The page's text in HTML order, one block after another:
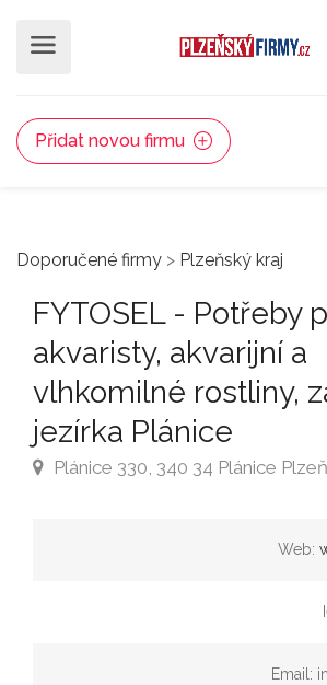
Přidat novou firmu
Doporučené firmy > Plzeňský kraj
FYTOSEL - Potřeby
akvaristy, akvarijní a
vlhkomilné rostliny,
jezírka Plánice
Plánice 330, 340 34 Plánice
Web:
Email: